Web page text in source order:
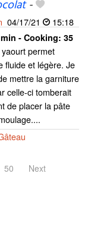
-
04/17/21 15:18
- Cooking: 35
permet
fluide et légère. Je
mettre la garniture
celle-ci tomberait
de placer la pâte
50 Next